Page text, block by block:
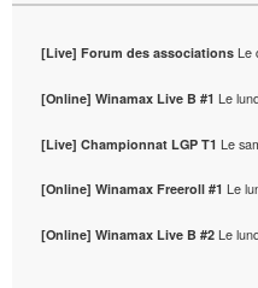
[Live] Forum des associations Le
[Online] Winamax Live B #1 Le
[Live] Championnat LGP T1 Le
[Online] Winamax Freeroll #1 Le
[Online] Winamax Live B #2 Le